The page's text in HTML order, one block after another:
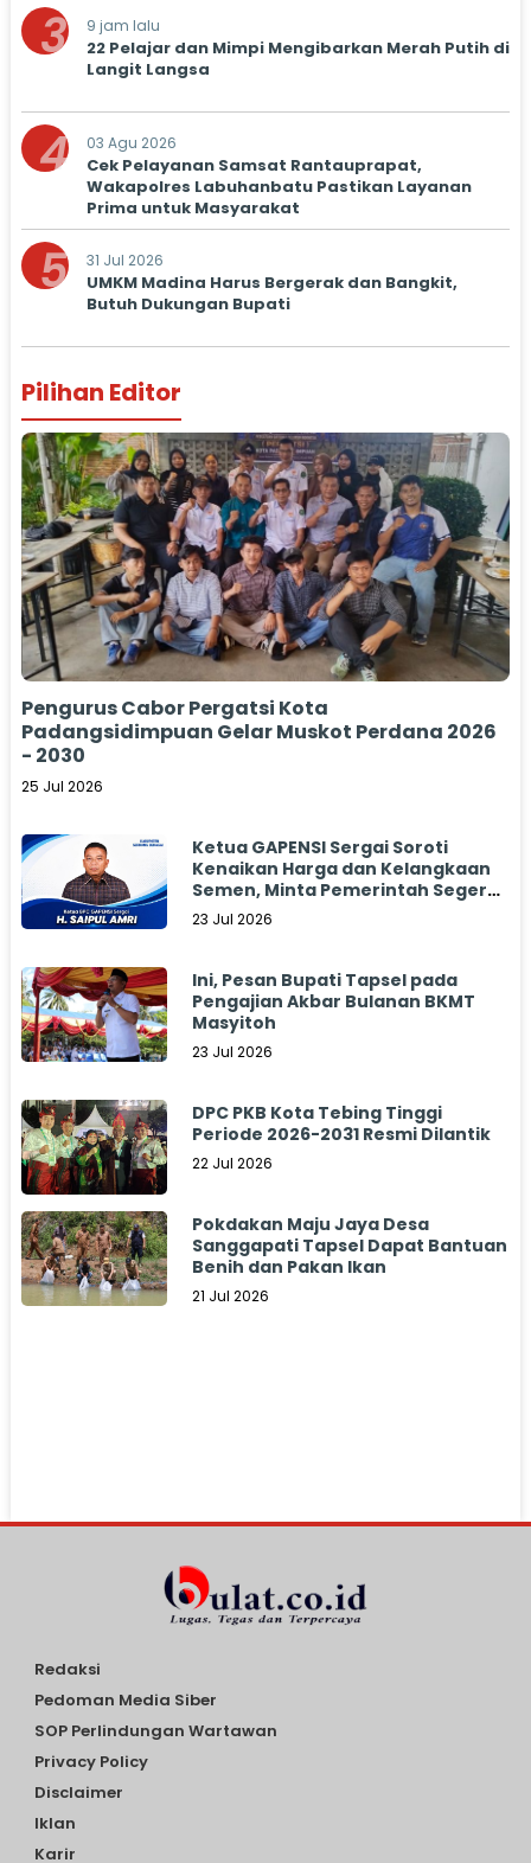
3 9 jam lalu
22 Pelajar dan Mimpi Mengibarkan Merah Putih di
Langit Langsa
4 03 Agu 2026
Cek Pelayanan Samsat Rantauprapat,
Wakapolres Labuhanbatu Pastikan Layanan
Prima untuk Masyarakat
5 31 Jul 2026
UMKM Madina Harus Bergerak dan Bangkit,
Butuh Dukungan Bupati
Pilihan Editor
Pengurus Cabor Pergatsi Kota
Padangsidimpuan Gelar Muskot Perdana 2026
- 2030
25 Jul 2026
Ketua GAPENSI Sergai Soroti
Kenaikan Harga dan Kelangkaan
Semen, Minta Pemerintah Segera
Bertindak
23 Jul 2026
Ini, Pesan Bupati Tapsel pada
Pengajian Akbar Bulanan BKMT
Masyitoh
23 Jul 2026
DPC PKB Kota Tebing Tinggi
Periode 2026-2031 Resmi Dilantik
22 Jul 2026
Pokdakan Maju Jaya Desa
Sanggapati Tapsel Dapat Bantuan
Benih dan Pakan Ikan
21 Jul 2026
Redaksi
Pedoman Media Siber
SOP Perlindungan Wartawan
Privacy Policy
Disclaimer
Iklan
Karir